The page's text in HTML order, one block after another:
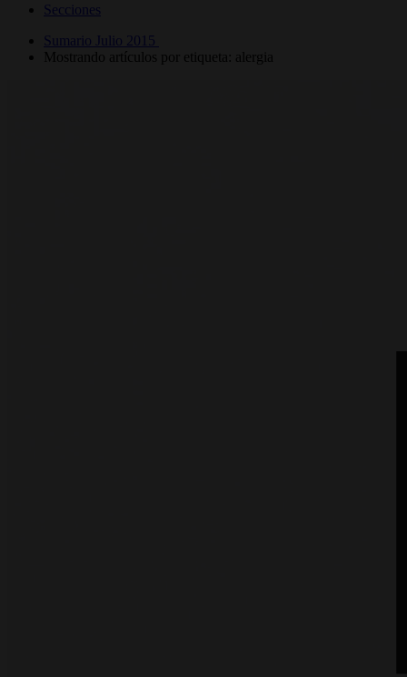
Secciones
Sumario Julio 2015
Mostrando artículos por etiqueta: alergia